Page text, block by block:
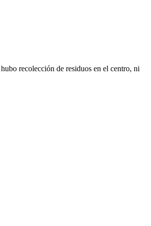
recolección de residuos en el centro, ni